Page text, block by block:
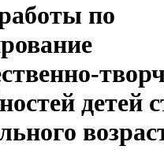
по
детей